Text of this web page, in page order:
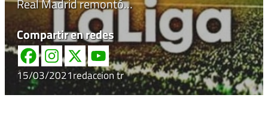
Real Madrid remontó…
Compartir en redes
15/03/2021redaccion tr